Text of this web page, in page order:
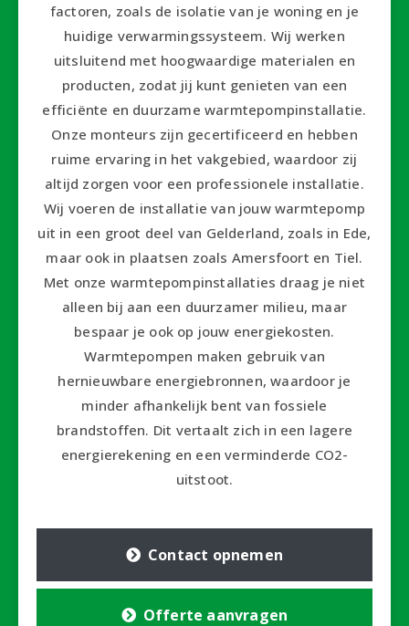
factoren, zoals de isolatie van je woning en je
huidige verwarmingssysteem. Wij werken
uitsluitend met hoogwaardige materialen en
producten, zodat jij kunt genieten van een
efficiënte en duurzame warmtepompinstallatie.
Onze monteurs zijn gecertificeerd en hebben
ruime ervaring in het vakgebied, waardoor zij
altijd zorgen voor een professionele installatie.
Wij voeren de installatie van jouw warmtepomp
uit in een groot deel van Gelderland, zoals in Ede,
maar ook in plaatsen zoals Amersfoort en Tiel.
Met onze warmtepompinstallaties draag je niet
alleen bij aan een duurzamer milieu, maar
bespaar je ook op jouw energiekosten.
Warmtepompen maken gebruik van
hernieuwbare energiebronnen, waardoor je
minder afhankelijk bent van fossiele
brandstoffen. Dit vertaalt zich in een lagere
energierekening en een verminderde CO2-
uitstoot.
Contact opnemen
Offerte aanvragen